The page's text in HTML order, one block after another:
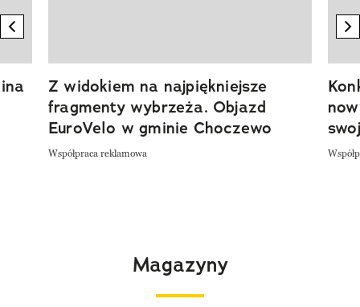
previous element
Z widokiem na najpiękniejsze
fragmenty wybrzeża. Objazd
EuroVelo w gminie Choczewo
Współpraca reklamowa
Magazyny